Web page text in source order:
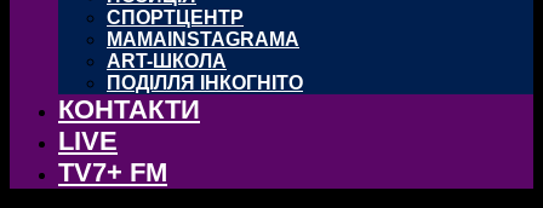
СПОРТЦЕНТР
MAMAINSTAGRAMA
ART-ШКОЛА
ПОДІЛЛЯ ІНКОГНІТО
КОНТАКТИ
LIVE
TV7+ FM